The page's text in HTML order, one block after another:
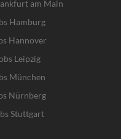
am Main
Hamburg
Hannover
Leipzig
München
Nürnberg
Stuttgart